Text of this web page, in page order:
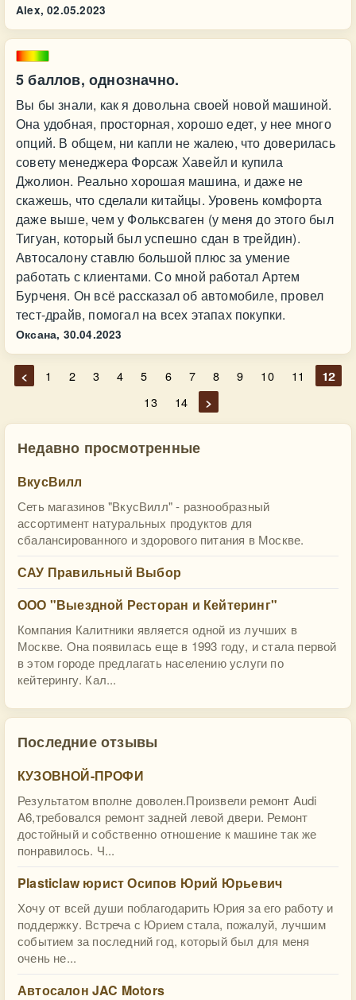
Alex, 02.05.2023
5 баллов, однозначно.
Вы бы знали, как я довольна своей новой машиной.
Она удобная, просторная, хорошо едет, у нее много
опций. В общем, ни капли не жалею, что доверилась
совету менеджера Форсаж Хавейл и купила
Джолион. Реально хорошая машина, и даже не
скажешь, что сделали китайцы. Уровень комфорта
даже выше, чем у Фольксваген (у меня до этого был
Тигуан, который был успешно сдан в трейдин).
Автосалону ставлю большой плюс за умение
работать с клиентами. Со мной работал Артем
Бурченя. Он всё рассказал об автомобиле, провел
тест-драйв, помогал на всех этапах покупки.
Оксана, 30.04.2023
< 1 2 3 4 5 6 7 8 9 10 11
12
13
14 >
Недавно просмотренные
ВкусВилл
Сеть магазинов "ВкусВилл" - разнообразный
ассортимент натуральных продуктов для
сбалансированного и здорового питания в Москве.
САУ Правильный Выбор
ООО "Выездной Ресторан и Кейтеринг"
Компания Калитники является одной из лучших в
Москве. Она появилась еще в 1993 году, и стала первой
в этом городе предлагать населению услуги по
кейтерингу. Кал...
Последние отзывы
КУЗОВНОЙ-ПРОФИ
Результатом вполне доволен.Произвели ремонт Audi
A6,требовался ремонт задней левой двери. Ремонт
достойный и собственно отношение к машине так же
понравилось. Ч...
Plasticlaw юрист Осипов Юрий Юрьевич
Хочу от всей души поблагодарить Юрия за его работу и
поддержку. Встреча с Юрием стала, пожалуй, лучшим
событием за последний год, который был для меня
очень не...
Автосалон JAC Motors